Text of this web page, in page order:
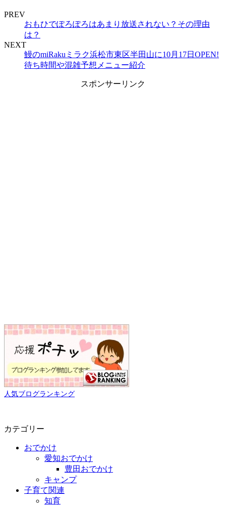
PREV
おもひでぽろぽろはあまり放送されない？その理由
は？
NEXT
鰻のmiRakuミラク浜松市東区半田山に10月17日OPEN!
待ち時間や混雑予想メニュー紹介
スポンサーリンク
人気ブログランキング
カテゴリー
おでかけ
愛知おでかけ
豊田おでかけ
キャンプ
子育て関連
知育